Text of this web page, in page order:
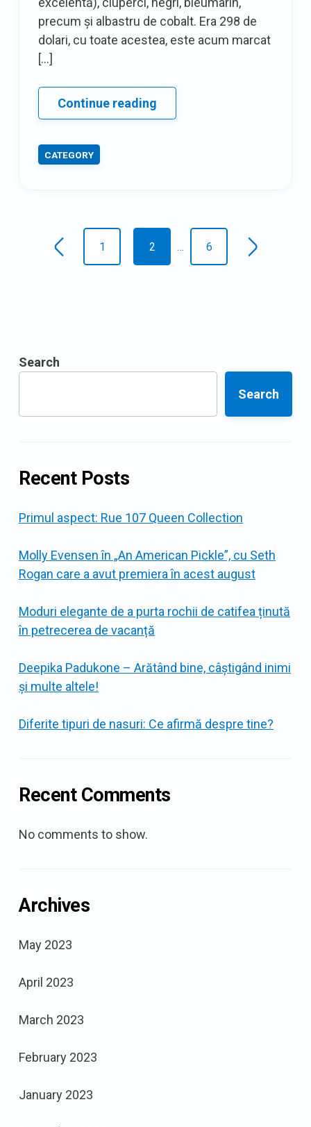
precum și albastru de cobalt. Era 298 de
dolari, cu toate acestea, este acum marcat
[…]
Continue readingPauză
de
CATEGORY
Posts
navigation
Newer
posts
1 2 … 6
Older
Search
Search
Recent Posts
Primul aspect: Rue 107 Queen Collection
Molly Evensen în „An American Pickle”, cu Seth
Rogan care a avut premiera în acest august
Moduri elegante de a purta rochii de catifea ținută
în petrecerea de vacanță
Deepika Padukone – Arătând bine, câștigând inimi
și multe altele!
Diferite tipuri de nasuri: Ce afirmă despre tine?
Recent Comments
No comments to show.
Archives
May 2023
April 2023
March 2023
February 2023
January 2023